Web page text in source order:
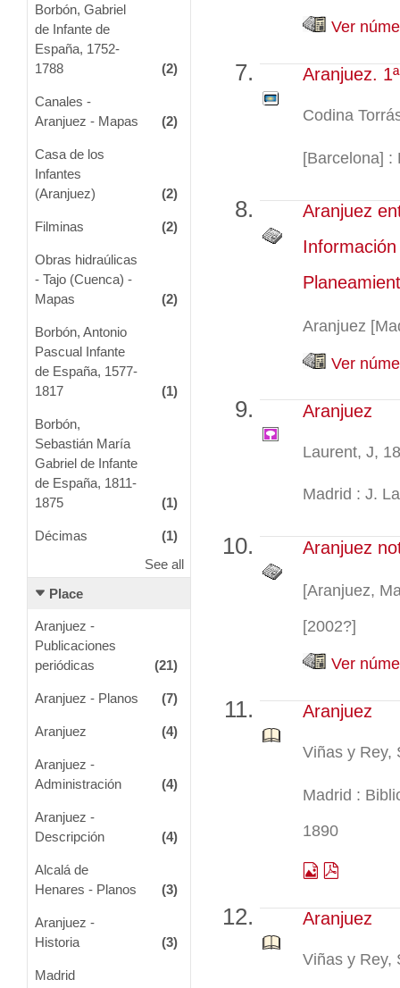
Borbón, Gabriel
de Infante de
España, 1752-
1788
(2)
Canales -
Aranjuez - Mapas
(2)
Casa de los
Infantes
(Aranjuez)
(2)
Filminas (2)
Obras hidraúlicas
- Tajo (Cuenca) -
Mapas
(2)
Borbón, Antonio
Pascual Infante
de España, 1577-
1817
(1)
Borbón,
Sebastián María
Gabriel de Infante
de España, 1811-
1875
(1)
Décimas
(1)
See all
Place
Aranjuez -
Publicaciones
periódicas
(21)
Aranjuez - Planos (7)
Aranjuez (4)
Aranjuez -
Administración
(4)
Aranjuez -
Descripción
(4)
Alcalá de
Henares - Planos
(3)
Aranjuez -
Historia
(3)
Madrid
Ver
Aranjuez.
Codina
[Barcelona] :
Aranjuez
Aranjuez
Ver
Aranjuez
Laurent, J,
Madrid : J.
Aranjuez
[Aranjuez,
[2002?]
Ver
Aranjuez
Viñas y Rey,
Madrid :
1890
Aranjuez
Viñas y Rey,